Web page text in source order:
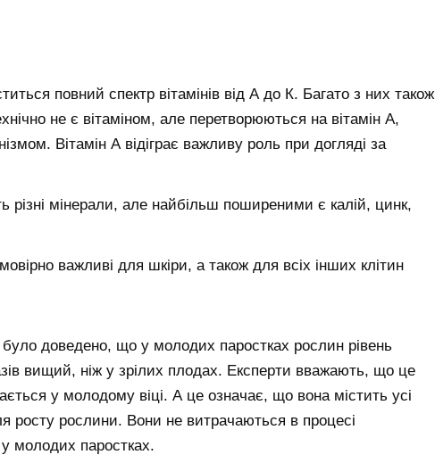
повний спектр вітамінів від А до К. Багато з них також
не є вітаміном, але перетворюються на вітамін А,
Вітамін А відіграє важливу роль при догляді за
різні мінерали, але найбільш поширеними є калій, цинк,
важливі для шкіри, а також для всіх інших клітин
доведено, що у молодих паростках рослин рівень
вищий, ніж у зрілих плодах. Експерти вважають, що це
у молодому віці. А це означає, що вона містить усі
росту рослини. Вони не витрачаються в процесі
молодих паростках.